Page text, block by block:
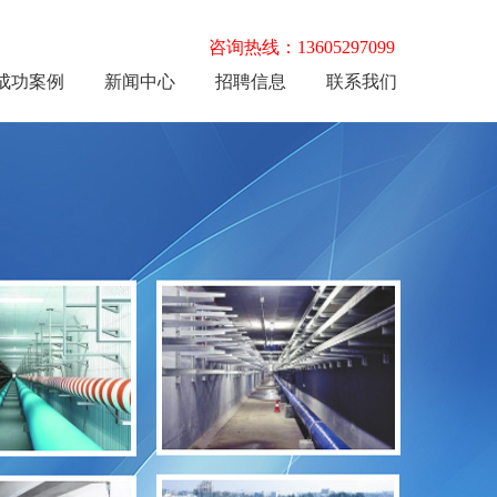
咨询热线：13605297099
功案例
新闻中心 招聘信息 联系我们